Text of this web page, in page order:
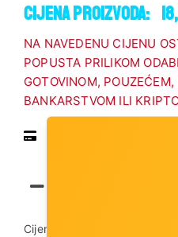
Cijena proizvoda:
NA NAVEDENU CIJENU
POPUSTA PRILIKOM
GOTOVINOM,
BANKARSTVOM ILI
Cijena dostave: